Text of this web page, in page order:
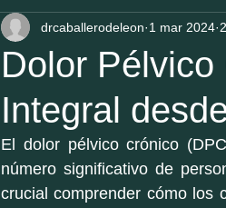
Dolor
Integral
drcaballerodeleon 1 mar 2024
El dolor pélvico crónico
número significativo de
crucial comprender cómo los